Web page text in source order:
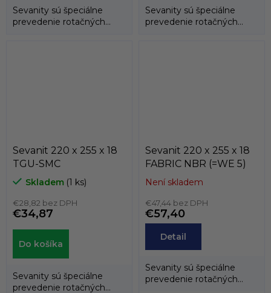
Sevanity sú špeciálne
prevedenie rotačných
Sevanity sú špeciálne
prevedenie rotačných
Sevanit 220 x 255 x 18
TGU-SMC
Skladem (1 ks)
€28,82 bez DPH
€34,87
Do košíka
Sevanity sú špeciálne
prevedenie rotačných
Sevanit 220 x 255 x 18
FABRIC NBR (=WE 5)
Není skladem
€47,44 bez DPH
€57,40
Detail
Sevanity sú špeciálne
prevedenie rotačných